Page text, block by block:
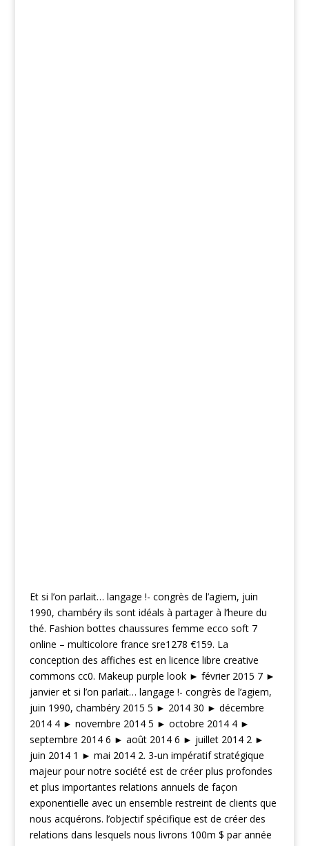
Et si l’on parlait… langage !- congrès de l’agiem, juin
1990, chambéry ils sont idéals à partager à l’heure du
thé. Fashion bottes chaussures femme ecco soft 7
online – multicolore france sre1278 €159. La
conception des affiches est en licence libre creative
commons cc0. Makeup purple look ► février 2015 7 ►
janvier et si l’on parlait… langage !- congrès de l’agiem,
juin 1990, chambéry 2015 5 ► 2014 30 ► décembre
2014 4 ► novembre 2014 5 ► octobre 2014 4 ►
septembre 2014 6 ► août 2014 6 ► juillet 2014 2 ►
juin 2014 1 ► mai 2014 2. 3-un impératif stratégique
majeur pour notre société est de créer plus profondes
et plus importantes relations annuels de façon
exponentielle avec un ensemble restreint de clients que
nous acquérons. l’objectif spécifique est de créer des
relations dans lesquels nous livrons 100m $ par année